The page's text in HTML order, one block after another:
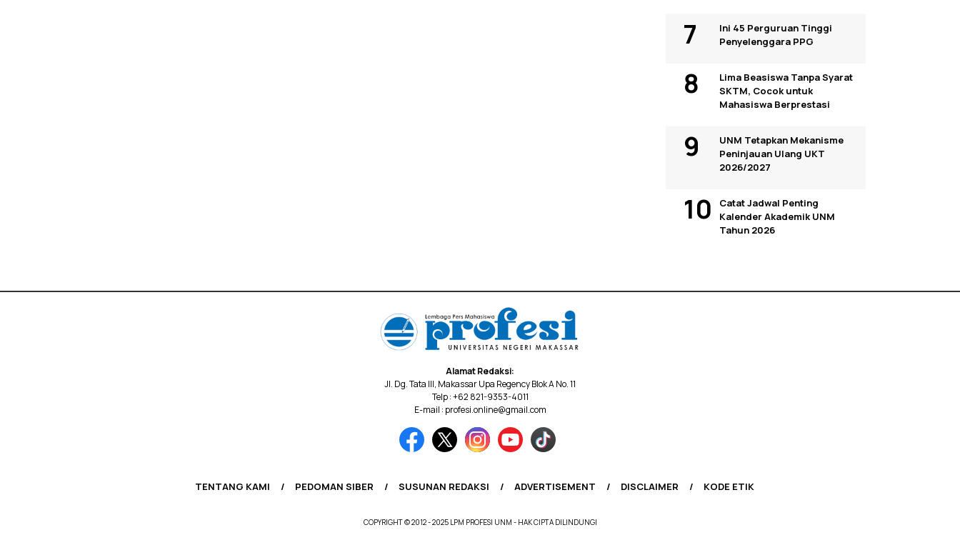
Ini 45 Perguruan Tinggi
Penyelenggara PPG
Lima Beasiswa Tanpa Syarat
SKTM, Cocok untuk
Mahasiswa Berprestasi
UNM Tetapkan Mekanisme
Peninjauan Ulang UKT
2026/2027
Catat Jadwal Penting
Kalender Akademik UNM
Tahun 2026
Alamat Redaksi:
Jl. Dg. Tata III, Makassar Upa Regency Blok A No. 11
Telp : +62 821-9353-4011
E-mail : profesi.online@gmail.com
TENTANG KAMI PEDOMAN SIBER SUSUNAN REDAKSI ADVERTISEMENT DISCLAIMER KODE ETIK
COPYRIGHT © 2012 - 2025 LPM PROFESI UNM - HAK CIPTA DILINDUNGI